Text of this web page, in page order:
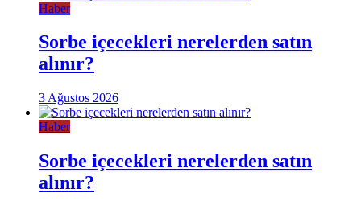
Haber
Sorbe içecekleri nerelerden satın
alınır?
3 Ağustos 2026
Haber
Sorbe içecekleri nerelerden satın
alınır?